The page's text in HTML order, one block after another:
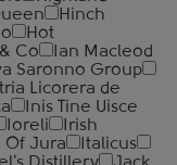
Hinch
Hot
Co
Ian Macleod
Saronno Group
Licorera de
Inis Tine Uisce
Ioreli
Irish
Of Jura
Italicus